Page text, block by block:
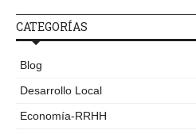
CATEGORÍAS
Blog
Desarrollo Local
Economía-RRHH